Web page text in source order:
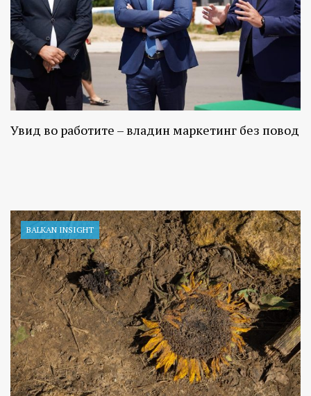
Увид во работите – владин маркетинг без повод
BALKAN INSIGHT